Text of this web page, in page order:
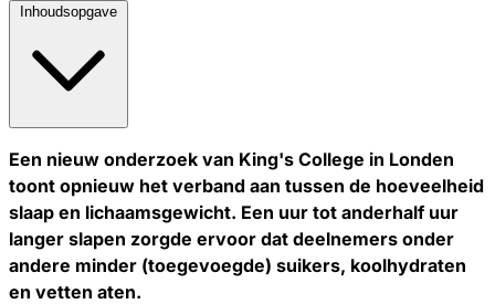
Inhoudsopgave
Een nieuw onderzoek van King's College in Londen
toont opnieuw het verband aan tussen de hoeveelheid
slaap en lichaamsgewicht. Een uur tot anderhalf uur
langer slapen zorgde ervoor dat deelnemers onder
andere minder (toegevoegde) suikers, koolhydraten
en vetten aten.